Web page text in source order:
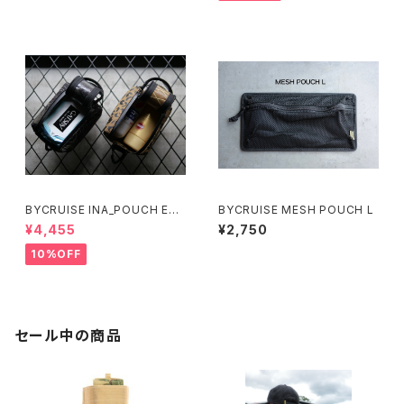
BYCRUISE INA_POUCH EC
O BK / PRINT
¥4,455
10%OFF
BYCRUISE MESH POUCH L
¥2,750
セール中の商品